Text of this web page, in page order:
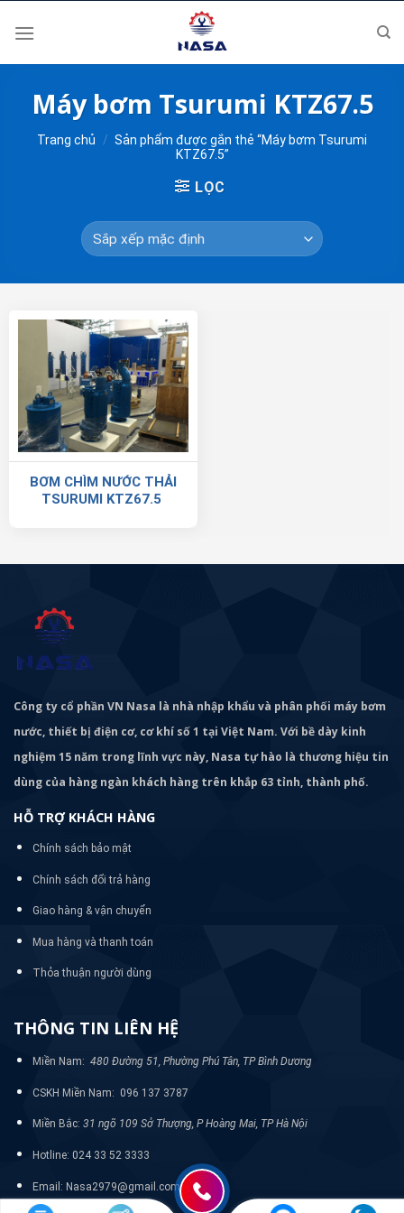
Máy bơm Tsurumi KTZ67.5
Trang chủ / Sản phẩm được gắn thẻ “Máy bơm Tsurumi
KTZ67.5”
LỌC
BƠM CHÌM NƯỚC THẢI
TSURUMI KTZ67.5
Công ty cổ phần VN Nasa là nhà nhập khẩu và phân phối máy bơm
nước, thiết bị điện cơ, cơ khí số 1 tại Việt Nam. Với bề dày kinh
nghiệm 15 năm trong lĩnh vực này, Nasa tự hào là thương hiệu tin
dùng của hàng ngàn khách hàng trên khắp 63 tỉnh, thành phố.
HỖ TRỢ KHÁCH HÀNG
Chính sách bảo mật
Chính sách đổi trả hàng
Giao hàng & vận chuyển
Mua hàng và thanh toán
Thỏa thuận người dùng
THÔNG TIN LIÊN HỆ
Miền Nam: 480 Đường 51, Phường Phú Tân, TP Bình Dương
CSKH Miền Nam: 096 137 3787
Miền Bắc: 31 ngõ 109 Sở Thượng, P Hoàng Mai, TP Hà Nội
Hotline: 024 33 52 3333
Email: Nasa2979@gmail.com